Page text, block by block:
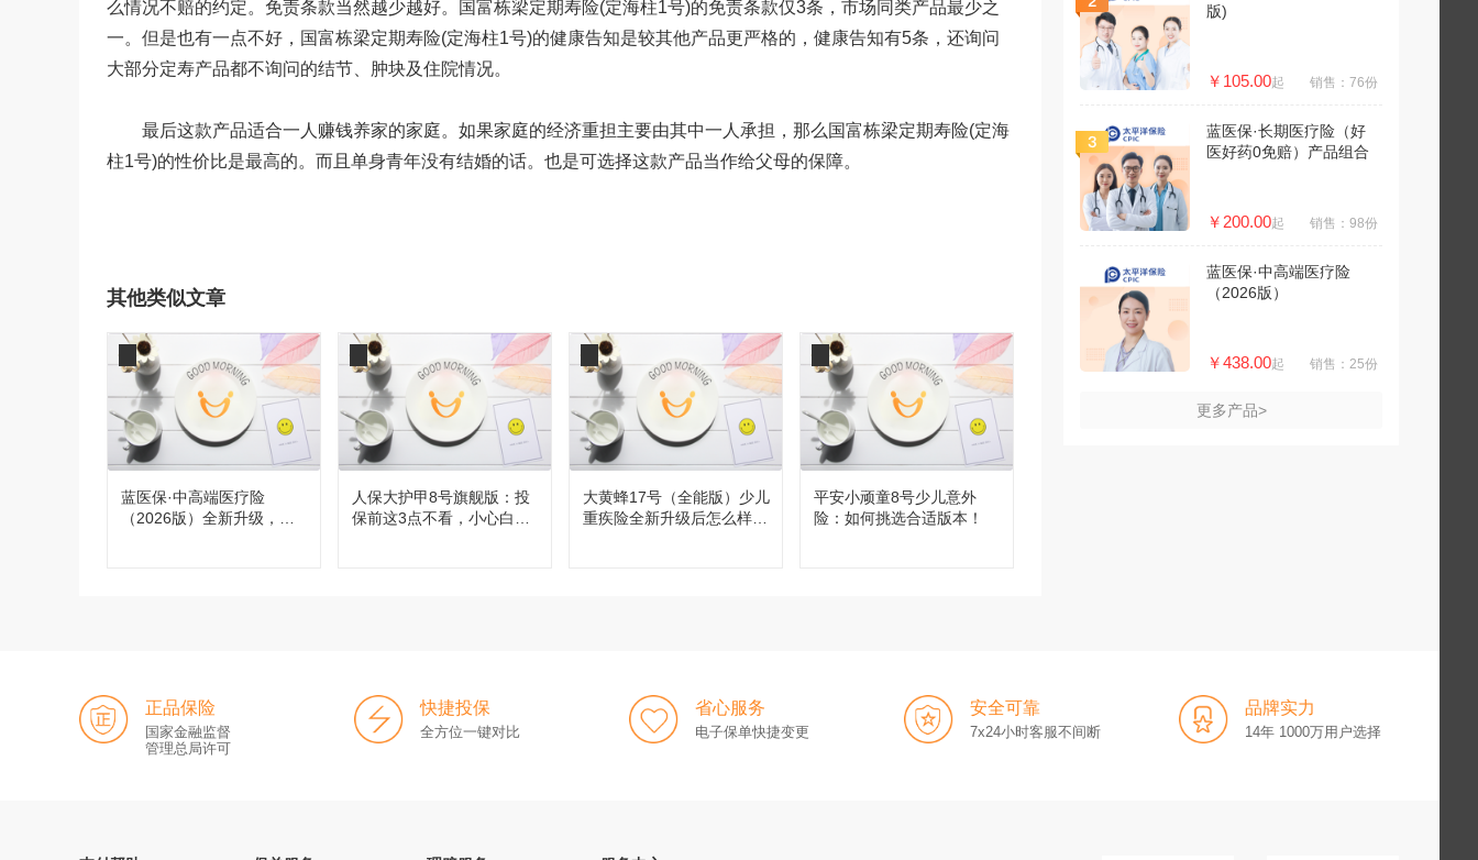
么情况不赔的约定。免责条款当然越少越好。国富栋梁定期寿险(定海柱1号)的免责条款仅3条，市场同类产品最少之
一。但是也有一点不好，国富栋梁定期寿险(定海柱1号)的健康告知是较其他产品更严格的，健康告知有5条，还询问
大部分定寿产品都不询问的结节、肿块及住院情况。
最后这款产品适合一人赚钱养家的家庭。如果家庭的经济重担主要由其中一人承担，那么国富栋梁定期寿险(定海
柱1号)的性价比是最高的。而且单身青年没有结婚的话。也是可选择这款产品当作给父母的保障。
其他类似文章
蓝医保·中高端医疗险
（2026版）全新升级，都
人保大护甲8号旗舰版：投
保前这3点不看，小心白
大黄蜂17号（全能版）少儿
重疾险全新升级后怎么样，
平安小顽童8号少儿意外
险：如何挑选合适版本！
版)
￥105.00起 销售：76份
蓝医保·长期医疗险（好
医好药0免赔）产品组合
￥200.00起 销售：98份
蓝医保·中高端医疗险
（2026版）
￥438.00起 销售：25份
更多产品>
正品保险
国家金融监督
管理总局许可
快捷投保
全方位一键对比
省心服务
电子保单快捷变更
安全可靠
7x24小时客服不间断
品牌实力
14年 1000万用户选择